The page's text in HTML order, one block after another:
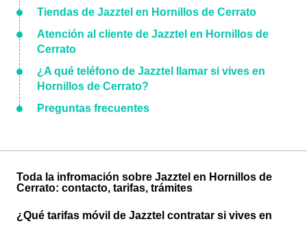
Tiendas de Jazztel en Hornillos de Cerrato
Atención al cliente de Jazztel en Hornillos de
Cerrato
¿A qué teléfono de Jazztel llamar si vives en
Hornillos de Cerrato?
Preguntas frecuentes
Toda la infromación sobre Jazztel en Hornillos de
Cerrato: contacto, tarifas, trámites
¿Qué tarifas móvil de Jazztel contratar si vives en